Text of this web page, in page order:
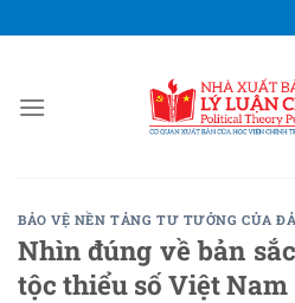
qua
dung
BẢO VỆ NỀN TẢNG TƯ TƯỞNG CỦA
Nhìn đúng về bản
tộc thiểu số Việt Nam